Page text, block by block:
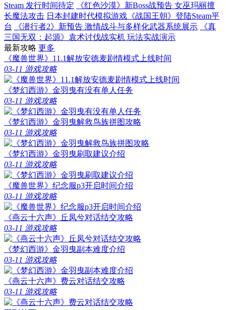
Steam 发行时间待定
《红色沙漠》新Boss战预告 女巫玛丽擅
长魔法攻击 日本封建时代模拟游戏《战国王朝》登陆Steam平
台
《潜行者2》新预告 激情战斗与多样化武器系统展示
《真
三国无双：起源》袁术讨伐战实机 玩法实战演示
最新攻略 更多
《魔兽世界》11.1解放安德麦剧情模式上线时间
03-11 游戏攻略
《梦幻西游》金羽曳有没有单人任务
03-11 游戏攻略
《梦幻西游》金羽曳解救鸟族拼图攻略
03-11 游戏攻略
《梦幻西游》金羽曳刷取建议介绍
03-11 游戏攻略
《魔兽世界》纪念服p3开启时间介绍
03-11 游戏攻略
《燕云十六声》丘凤兮对话结交攻略
03-11 游戏攻略
《梦幻西游》金羽曳副本难度介绍
03-11 游戏攻略
《燕云十六声》费云对话结交攻略
03-11 游戏攻略